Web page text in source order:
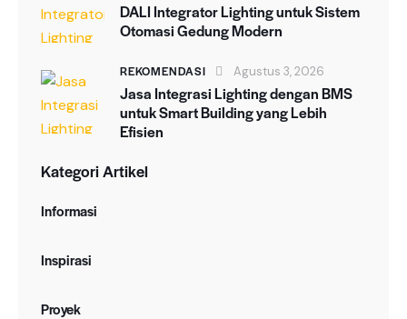
DALI Integrator Lighting untuk Sistem
Otomasi Gedung Modern
REKOMENDASI Agustus 3, 2026
Jasa Integrasi Lighting dengan BMS
untuk Smart Building yang Lebih
Efisien
Kategori Artikel
Informasi
Inspirasi
Proyek